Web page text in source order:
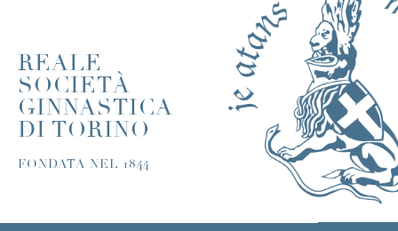
REALE
SOCIETÀ
GINNASTICA
DI TORINO
FONDATA NEL 1844